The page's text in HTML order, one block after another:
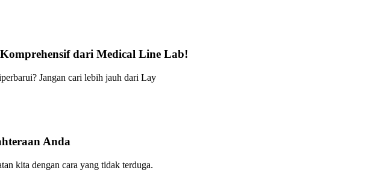
dari Medical Line Lab!
Jangan cari lebih jauh dari Lay
Anda
kita dengan cara yang tidak terduga.